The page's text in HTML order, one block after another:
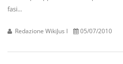
fasi...
Redazione WikiJus I 05/07/2010